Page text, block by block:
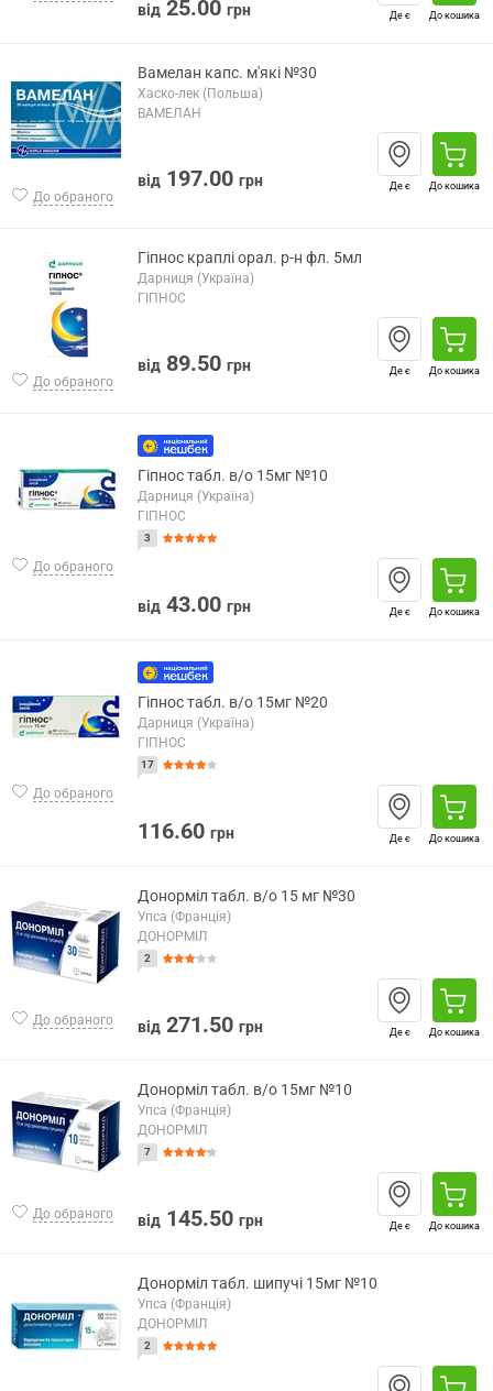
від 25.00 грн Де є До кошика
До обраного
Вамелан капс. м'які №30
Хаско-лек (Польша)
ВАМЕЛАН
від 197.00 грн Де є До кошика
До обраного
Гіпнос краплі орал. р-н фл. 5мл
Дарниця (Україна)
ГІПНОС
від 89.50 грн Де є До кошика
До обраного
Гіпнос табл. в/о 15мг №10
Дарниця (Україна)
ГІПНОС
3
від 43.00 грн Де є До кошика
До обраного
Гіпнос табл. в/о 15мг №20
Дарниця (Україна)
ГІПНОС
17
116.60 грн Де є До кошика
До обраного
Донорміл табл. в/о 15 мг №30
Упса (Франція)
ДОНОРМІЛ
2
від 271.50 грн Де є До кошика
До обраного
Донорміл табл. в/о 15мг №10
Упса (Франція)
ДОНОРМІЛ
7
від 145.50 грн Де є До кошика
Донорміл табл. шипучі 15мг №10
Упса (Франція)
ДОНОРМІЛ
2